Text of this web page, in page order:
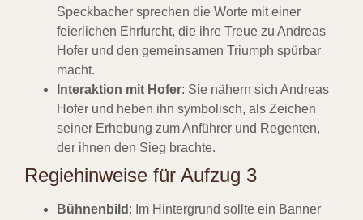
Speckbacher sprechen die Worte mit einer
feierlichen Ehrfurcht, die ihre Treue zu Andreas
Hofer und den gemeinsamen Triumph spürbar
macht.
Interaktion mit Hofer: Sie nähern sich Andreas
Hofer und heben ihn symbolisch, als Zeichen
seiner Erhebung zum Anführer und Regenten,
der ihnen den Sieg brachte.
Regiehinweise für Aufzug 3
Bühnenbild : Im Hintergrund sollte ein Banner